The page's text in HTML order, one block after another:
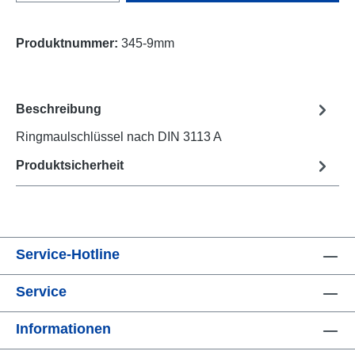
Produktnummer: 345-9mm
Beschreibung
Ringmaulschlüssel nach DIN 3113 A
Produktsicherheit
Service-Hotline
Service
Informationen